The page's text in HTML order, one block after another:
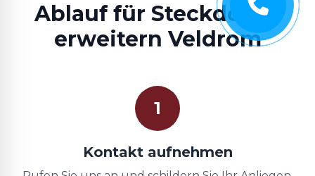
Ablauf für Steckdosen
erweitern Veldrom
1
Kontakt aufnehmen